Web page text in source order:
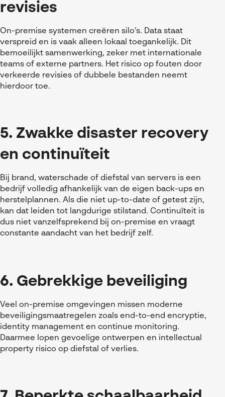
revisies
On-premise systemen creëren silo’s. Data staat
verspreid en is vaak alleen lokaal toegankelijk. Dit
bemoeilijkt samenwerking, zeker met internationale
teams of externe partners. Het risico op fouten door
verkeerde revisies of dubbele bestanden neemt
hierdoor toe.
5. Zwakke disaster recovery
en continuïteit
Bij brand, waterschade of diefstal van servers is een
bedrijf volledig afhankelijk van de eigen back-ups en
herstelplannen. Als die niet up-to-date of getest zijn,
kan dat leiden tot langdurige stilstand. Continuïteit is
dus niet vanzelfsprekend bij on-premise en vraagt
constante aandacht van het bedrijf zelf.
6. Gebrekkige beveiliging
Veel on-premise omgevingen missen moderne
beveiligingsmaatregelen zoals end-to-end encryptie,
identity management en continue monitoring.
Daarmee lopen gevoelige ontwerpen en intellectual
property risico op diefstal of verlies.